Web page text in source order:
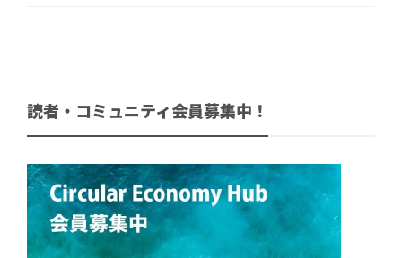
読者・コミュニティ会員募集中！